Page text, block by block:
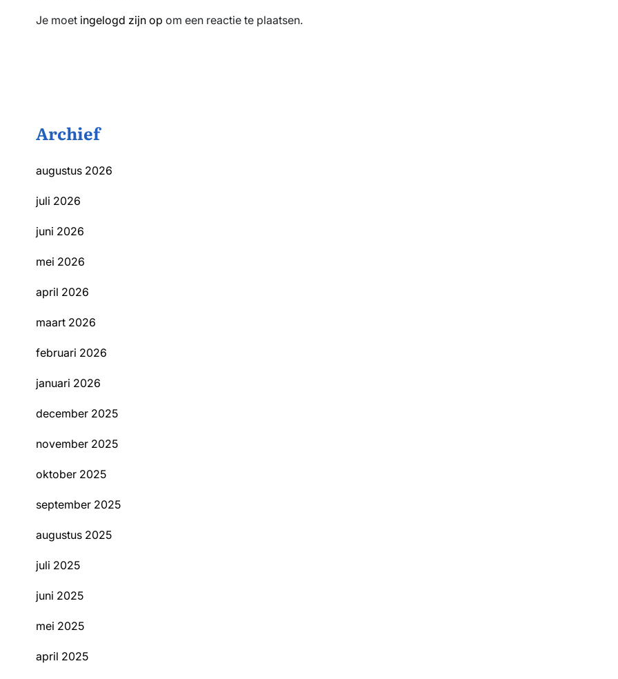
Je moet ingelogd zijn op om een reactie te plaatsen.
Archief
augustus 2026
juli 2026
juni 2026
mei 2026
april 2026
maart 2026
februari 2026
januari 2026
december 2025
november 2025
oktober 2025
september 2025
augustus 2025
juli 2025
juni 2025
mei 2025
april 2025